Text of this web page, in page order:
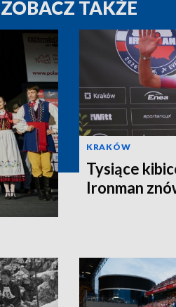
ZOBACZ TAKŻE
KRAKÓW
Tysiące
Ironman